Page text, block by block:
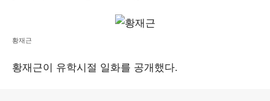
황재근
황재근이 유학시절 일화를 공개했다.